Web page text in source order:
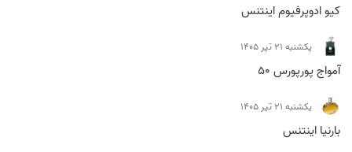
کیو ادوپرفیوم اینتنس
يكشنبه 21 تیر 1405
آمواج پورپورس 50
يكشنبه 21 تیر 1405
بارنیا اینتنس